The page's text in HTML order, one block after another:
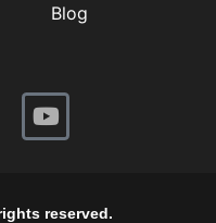
Blog
reserved.